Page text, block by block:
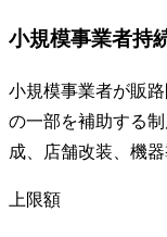
小規模事業者持
小規模事業者が販
の一部を補助する
成、店舗改装、機
上限額